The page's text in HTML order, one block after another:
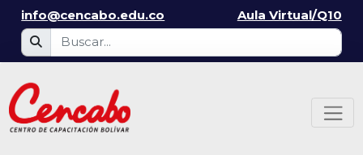
info@cencabo.edu.co Aula Virtual/Q10